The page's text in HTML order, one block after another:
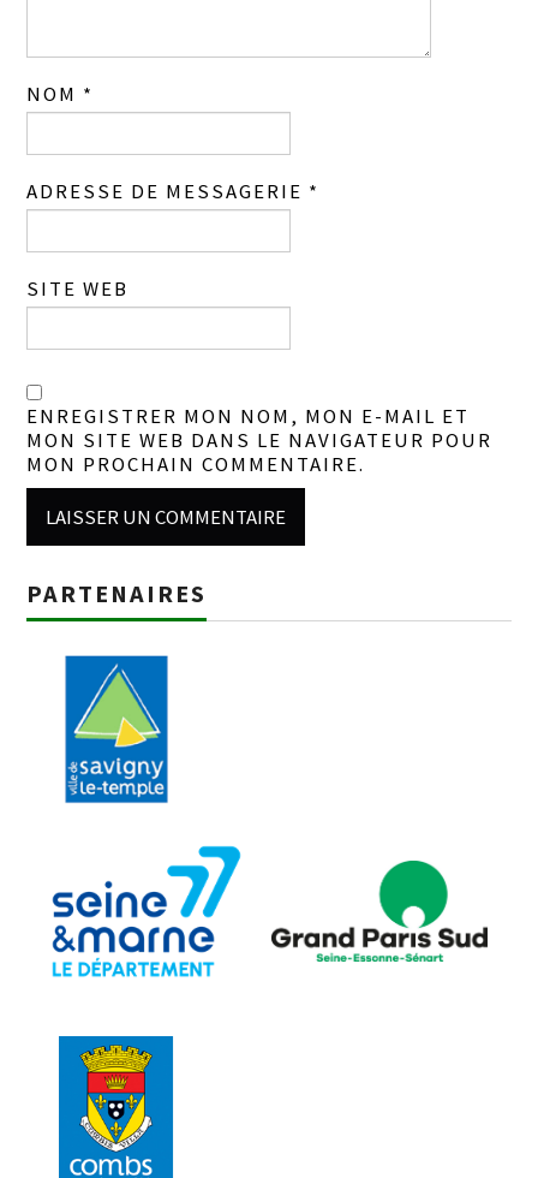
NOM *
ADRESSE DE MESSAGERIE *
SITE WEB
ENREGISTRER MON NOM, MON E-MAIL ET
MON SITE WEB DANS LE NAVIGATEUR POUR
MON PROCHAIN COMMENTAIRE.
PARTENAIRES